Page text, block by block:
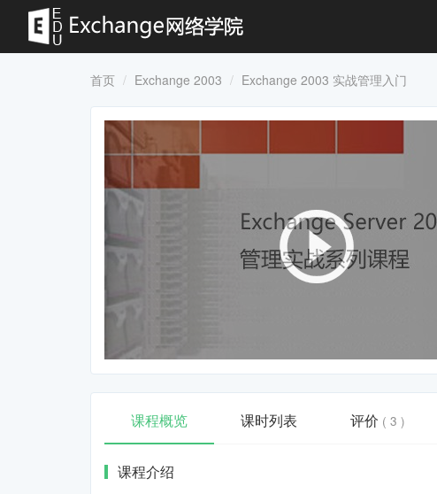
首页 Exchange 2003 Exchange 2003 实战管理入门
课程概览 课时列表 评价 ( 3 )
课程介绍